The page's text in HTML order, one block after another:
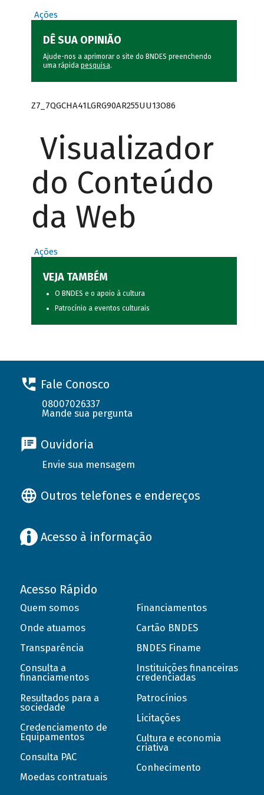
Ações
DÊ SUA OPINIÃO
Ajude-nos a aprimorar o site do BNDES preenchendo
uma rápida pesquisa.
Z7_7QGCHA41LGRG90AR255UU13O86
Visualizador
do Conteúdo
da Web
Ações
VEJA TAMBÉM
O BNDES e o apoio à cultura
Patrocínio a eventos culturais
Fale Conosco
08007026337
Mande sua pergunta
Ouvidoria
Envie sua mensagem
Outros telefones e endereços
Acesso à informação
Acesso Rápido
Quem somos
Onde atuamos
Transparência
Consulta a
financiamentos
Resultados para a
sociedade
Credenciamento de
Equipamentos
Consulta PAC
Moedas contratuais
Financiamentos
Cartão BNDES
BNDES Finame
Instituições financeiras
credenciadas
Patrocínios
Licitações
Cultura e economia
criativa
Conhecimento